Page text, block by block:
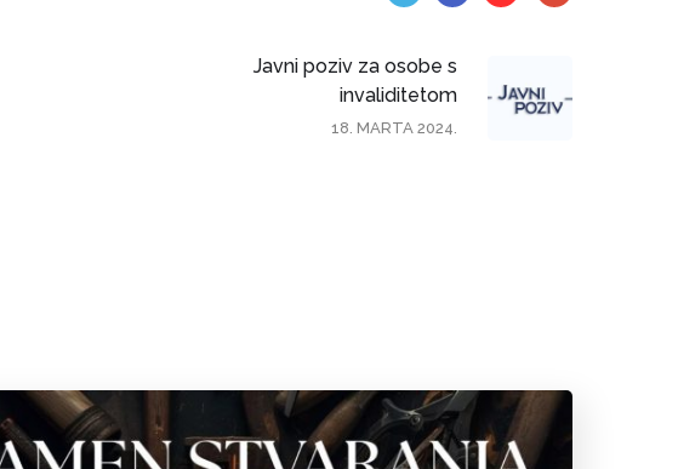
Javni poziv za osobe s
invaliditetom
18. MARTA 2024.